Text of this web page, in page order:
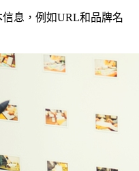
息，例如URL和品牌名